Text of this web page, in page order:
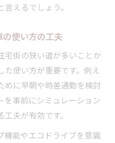
えるでしょう。
使い方の工夫
宅街の狭い道が多いことか
使い方が重要です。例え
めに早朝や時差通勤を検討
を事前にシミュレーション
夫が有効です。
機能やエコドライブを意識